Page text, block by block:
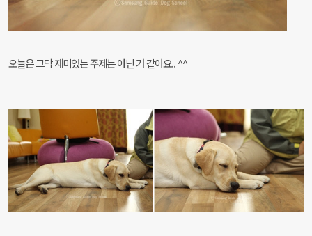
오늘은 그닥 재미있는 주제는 아닌 거 같아요.. ^^